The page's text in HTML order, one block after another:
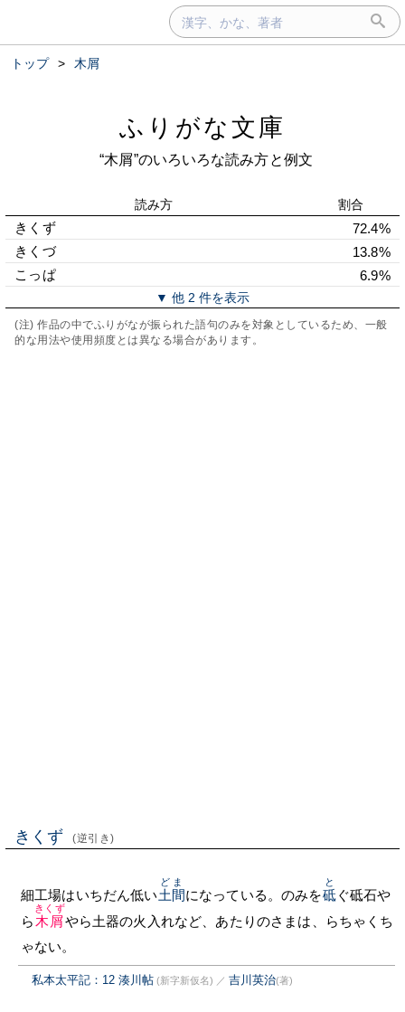
トップ > 木屑
ふりがな文庫
“木屑”のいろいろな読み方と例文
読み方 割合
きくず
72.4%
きくづ
13.8%
こっぱ
6.9%
▼ 他 2 件を表示
(注) 作品の中でふりがなが振られた語句のみを対象としているため、一般
的な用法や使用頻度とは異なる場合があります。
きくず (逆引き)
細工場はいちだん低い土間
どま
になっている。のみを砥
と
ぐ砥石や
ら 木屑
きくず
やら土器の火入れなど、あたりのさまは、らちゃくち
ゃない。
私本太平記：12 湊川帖 (新字新仮名) ／ 吉川英治(著)